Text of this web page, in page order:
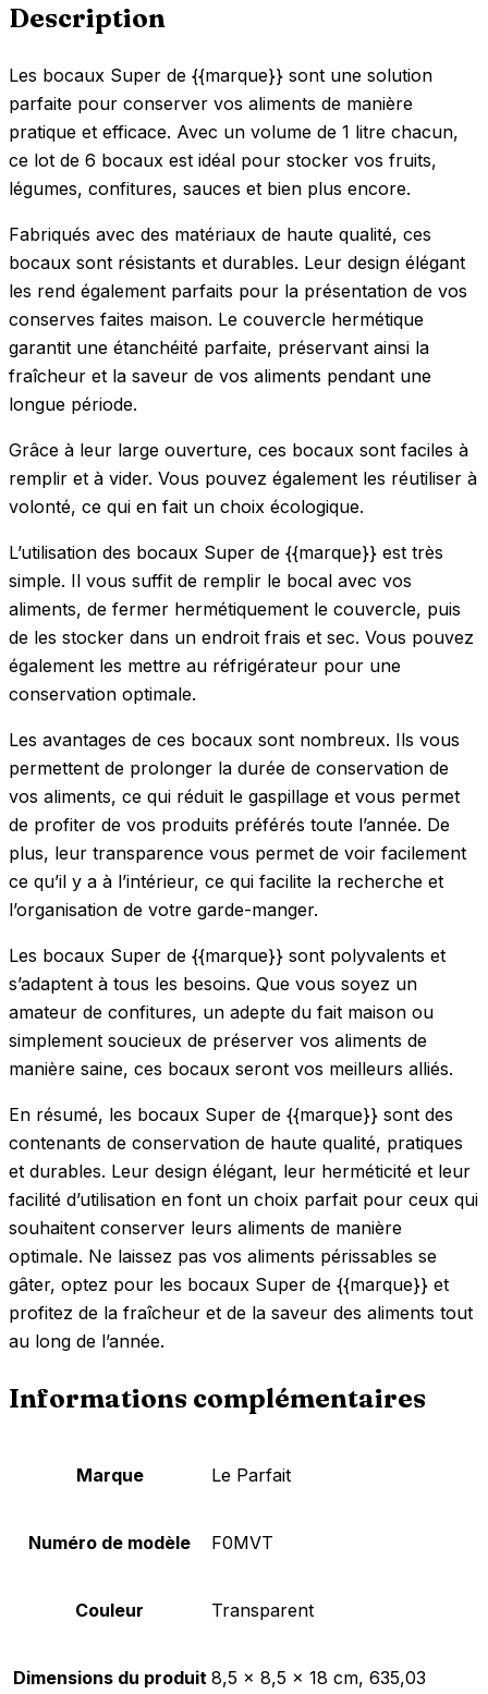
Description
Les bocaux Super de {{marque}} sont une solution
parfaite pour conserver vos aliments de manière
pratique et efficace. Avec un volume de 1 litre chacun,
ce lot de 6 bocaux est idéal pour stocker vos fruits,
légumes, confitures, sauces et bien plus encore.
Fabriqués avec des matériaux de haute qualité, ces
bocaux sont résistants et durables. Leur design élégant
les rend également parfaits pour la présentation de vos
conserves faites maison. Le couvercle hermétique
garantit une étanchéité parfaite, préservant ainsi la
fraîcheur et la saveur de vos aliments pendant une
longue période.
Grâce à leur large ouverture, ces bocaux sont faciles à
remplir et à vider. Vous pouvez également les réutiliser à
volonté, ce qui en fait un choix écologique.
L’utilisation des bocaux Super de {{marque}} est très
simple. Il vous suffit de remplir le bocal avec vos
aliments, de fermer hermétiquement le couvercle, puis
de les stocker dans un endroit frais et sec. Vous pouvez
également les mettre au réfrigérateur pour une
conservation optimale.
Les avantages de ces bocaux sont nombreux. Ils vous
permettent de prolonger la durée de conservation de
vos aliments, ce qui réduit le gaspillage et vous permet
de profiter de vos produits préférés toute l’année. De
plus, leur transparence vous permet de voir facilement
ce qu’il y a à l’intérieur, ce qui facilite la recherche et
l’organisation de votre garde-manger.
Les bocaux Super de {{marque}} sont polyvalents et
s’adaptent à tous les besoins. Que vous soyez un
amateur de confitures, un adepte du fait maison ou
simplement soucieux de préserver vos aliments de
manière saine, ces bocaux seront vos meilleurs alliés.
En résumé, les bocaux Super de {{marque}} sont des
contenants de conservation de haute qualité, pratiques
et durables. Leur design élégant, leur herméticité et leur
facilité d’utilisation en font un choix parfait pour ceux qui
souhaitent conserver leurs aliments de manière
optimale. Ne laissez pas vos aliments périssables se
gâter, optez pour les bocaux Super de {{marque}} et
profitez de la fraîcheur et de la saveur des aliments tout
au long de l’année.
Informations complémentaires
Marque ‎Le Parfait
Numéro de modèle ‎F0MVT
Couleur ‎Transparent
Dimensions du produit ‎8,5 x 8,5 x 18 cm, 635,03